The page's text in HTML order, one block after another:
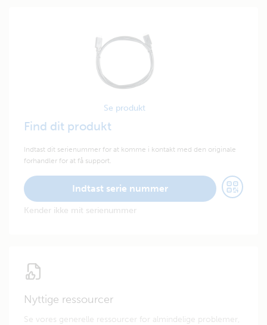
Se produkt
Find dit produkt
Indtast dit serienummer for at komme i kontakt med den originale
forhandler for at få support.
Indtast serie nummer
Kender ikke mit serienummer
Nyttige ressourcer
Se vores generelle ressourcer for almindelige problemer,